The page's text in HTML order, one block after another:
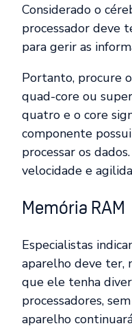
Considerado o
processador deve
para gerir as
Portanto, procure
quad-core ou
quatro e o core
componente
processar os
velocidade e
Memória RAM
Especialistas
aparelho deve ter,
que ele tenha
processadores,
aparelho